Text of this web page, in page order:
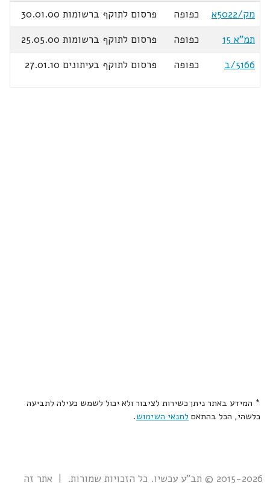
מק/5022א
כפופה
פרסום לתוקף ברשומות 30.01.00
תמ"א 15
כפופה
פרסום לתוקף ברשומות 25.05.00
5166/ב
כפופה פרסום לתוקף בעיתונים 27.01.10
* המידע באתר ניתן כשירות לציבור ולא יכול לשמש כעילה לתביעה
כלשהי, הכל בהתאם לתנאי השימוש.
2015-2026 © תב"ע עכשיו. כל הזכויות שמורות. | אתר זה